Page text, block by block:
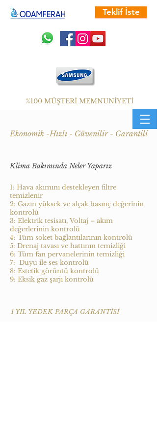
Teklif İste
%100 MÜŞTERİ MEMNUNİYETİ
Ekonomik -Hızlı - Güvenilir - Garantili
Klima Bakımında Neler Yaparız
1: Hava akımını destekleyen filtre
temizlenir
2: Gazın yüksek ve alçak basınç değerinin
kontrolü
3: Elektrik tesisatı, Voltaj – akım
değerlerinin kontrolü
4: Tüm soket bağlantılarının kontrolü
5: Drenaj tavası ve hattının temizliği
6: Tüm fan pervanelerinin temizliği
7: Duyu ile ses kontrolü
8: Estetik görüntü kontrolü
9: Eksik gaz şarjı kontrolü
1 YIL YEDEK PARÇA GARANTİSİ